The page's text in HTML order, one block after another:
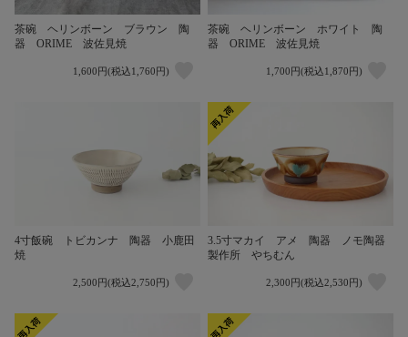
茶碗 ヘリンボーン ブラウン 陶
器 ORIME 波佐見焼
1,600円(税込1,760円)
茶碗 ヘリンボーン ホワイト 陶
器 ORIME 波佐見焼
1,700円(税込1,870円)
4寸飯碗 トビカンナ 陶器 小鹿田
焼
2,500円(税込2,750円)
3.5寸マカイ アメ 陶器 ノモ陶器
製作所 やちむん
2,300円(税込2,530円)